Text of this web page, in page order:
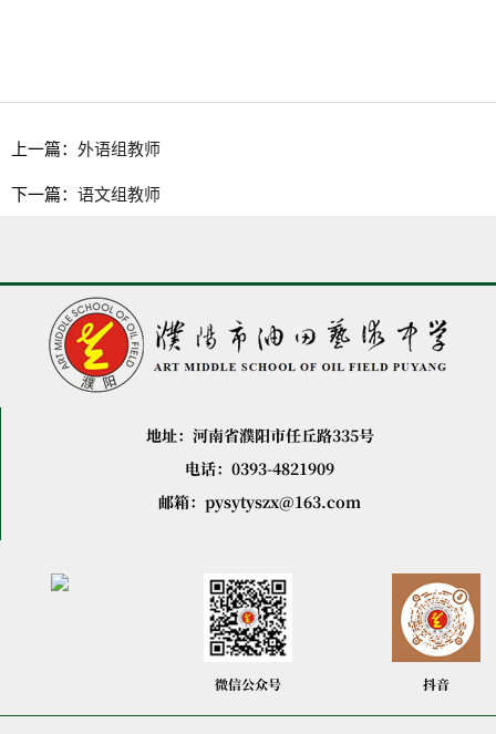
上一篇： 外语组教师
下一篇： 语文组教师
地址：河南省濮阳市任丘路335号
电话：0393-4821909
邮箱：pysytyszx@163.com
微信公众号 抖音